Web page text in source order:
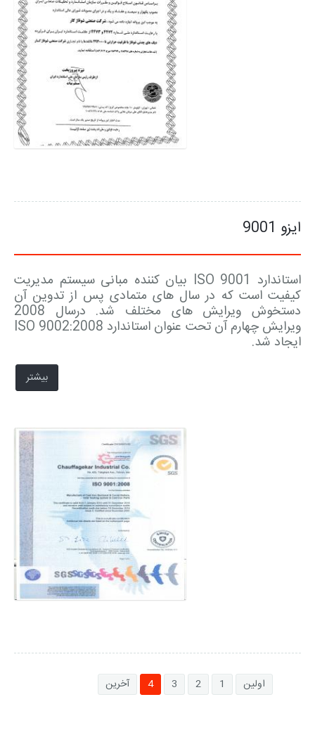
ایزو 9001
استاندارد ISO 9001 بیان کننده مبانی سیستم مدیریت
کیفیت است که در سال های متمادی پس از تدوین آن
دستخوش ویرایش های مختلف شد. درسال 2008
ویرایش چهارم آن تحت عنوان استاندارد ISO 9002:2008
ایجاد شد.
بیشتر
اولین 1
2
3
4 آخرین